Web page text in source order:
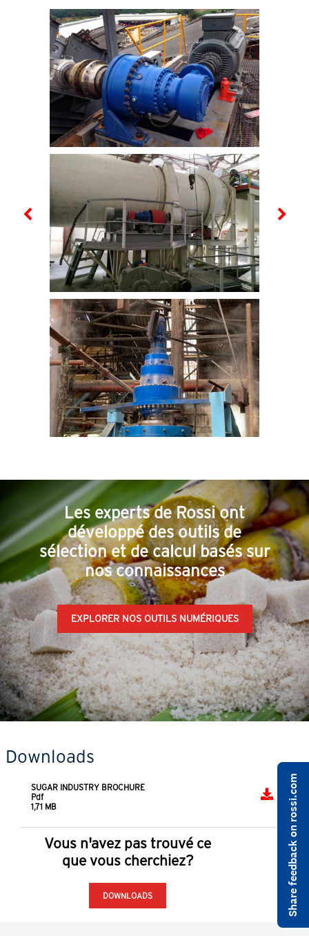
Les experts de Rossi ont
développé des outils de
sélection et de calcul basés sur
nos connaissances
EXPLORER NOS OUTILS NUMÉRIQUES
Downloads
SUGAR INDUSTRY BROCHURE
Pdf
1,71 MB
Vous n'avez pas trouvé ce
que vous cherchiez?
DOWNLOADS Share feedback on rossi.com